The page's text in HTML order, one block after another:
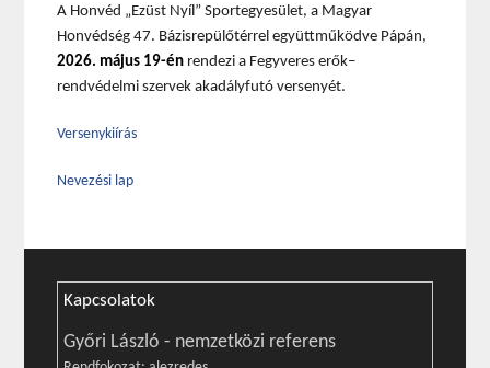
A Honvéd „Ezüst Nyíl” Sportegyesület, a Magyar
Honvédség 47. Bázisrepülőtérrel együttműködve Pápán,
2026. május 19-én rendezi a Fegyveres erők–
rendvédelmi szervek akadályfutó versenyét.
Versenykiírás
Nevezési lap
Kapcsolatok
Győri László - nemzetközi referens